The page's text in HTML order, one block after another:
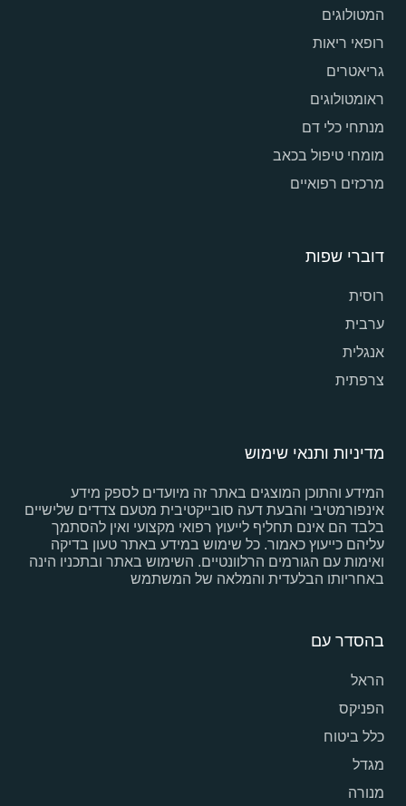
המטולוגים
רופאי ריאות
גריאטרים
ראומטולוגים
מנתחי כלי דם
מומחי טיפול בכאב
מרכזים רפואיים
דוברי שפות
רוסית
ערבית
אנגלית
צרפתית
מדיניות ותנאי שימוש
המידע והתוכן המוצגים באתר זה מיועדים לספק מידע
אינפורמטיבי והבעת דעה סובייקטיבית מטעם צדדים שלישיים
בלבד הם אינם תחליף לייעוץ רפואי מקצועי ואין להסתמך
עליהם כייעוץ כאמור. כל שימוש במידע באתר טעון בדיקה
ואימות עם הגורמים הרלוונטיים. השימוש באתר ובתכניו הינה
באחריותו הבלעדית והמלאה של המשתמש
בהסדר עם
הראל
הפניקס
כלל ביטוח
מגדל
מנורה